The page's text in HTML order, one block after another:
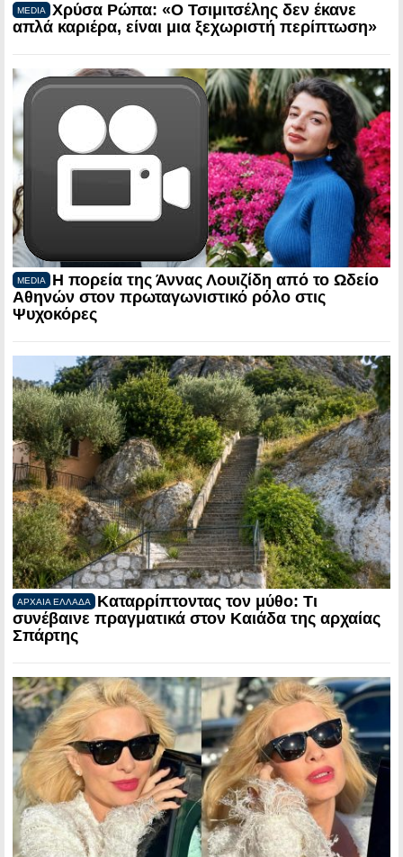
MEDIA
Χρύσα Ρώπα: «Ο Τσιμιτσέλης δεν έκανε
απλά καριέρα, είναι μια ξεχωριστή περίπτωση»
MEDIA
Η πορεία της Άννας Λουιζίδη από το Ωδείο
Αθηνών στον πρωταγωνιστικό ρόλο στις
Ψυχοκόρες
ΑΡΧΑΙΑ ΕΛΛΑΔΑ
Καταρρίπτοντας τον μύθο: Τι
συνέβαινε πραγματικά στον Καιάδα της αρχαίας
Σπάρτης